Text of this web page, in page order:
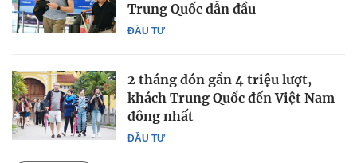
ĐẦU TƯ
Trung Quốc dẫn đầu
ĐẦU TƯ
2 tháng đón gần 4 triệu lượt,
khách Trung Quốc đến Việt Nam
đông nhất